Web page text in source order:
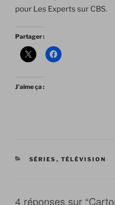
pour Les Experts sur CBS.
Partager :
J’aime ça :
CATÉGORIES
SÉRIES , TÉLÉVISION
4 réponses sur